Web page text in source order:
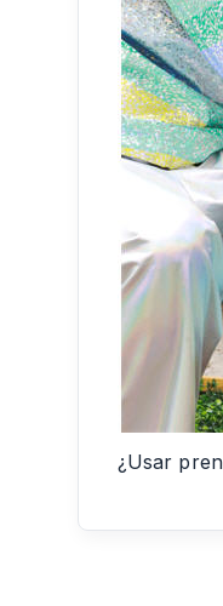
¿Usar